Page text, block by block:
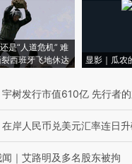
是“人道危机” 难
西班牙飞地休达
显影｜瓜农
宇树发行市值610亿 先行者
在岸人民币兑美元汇率连日
｜ 艾路明及多名股东被拘